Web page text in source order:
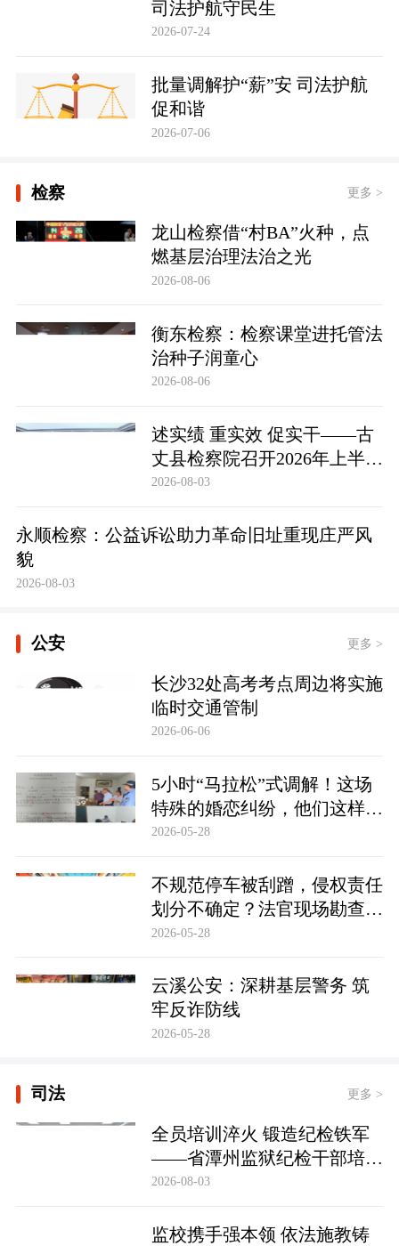
司法护航守民生
2026-07-24
批量调解护“薪”安 司法护航
促和谐
2026-07-06
检察 更多 >
龙山检察借“村BA”火种，点
燃基层治理法治之光
2026-08-06
衡东检察：检察课堂进托管法
治种子润童心
2026-08-06
述实绩 重实效 促实干——古
丈县检察院召开2026年上半年
员额检察官述职述廉大会
2026-08-03
永顺检察：公益诉讼助力革命旧址重现庄严风
貌
2026-08-03
公安 更多 >
长沙32处高考考点周边将实施
临时交通管制
2026-06-06
5小时“马拉松”式调解！这场
特殊的婚恋纠纷，他们这样化
解……
2026-05-28
不规范停车被刮蹭，侵权责任
划分不确定？法官现场勘查定
争纷
2026-05-28
云溪公安：深耕基层警务 筑
牢反诈防线
2026-05-28
司法 更多 >
全员培训淬火 锻造纪检铁军
——省潭州监狱纪检干部培训
实现全覆盖
2026-08-03
监校携手强本领 依法施教铸